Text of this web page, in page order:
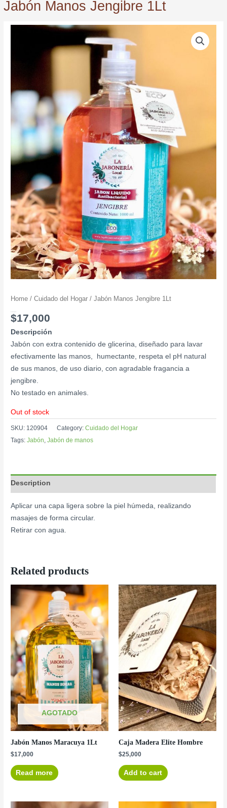
Jabón Manos Jengibre 1Lt
Home /Cuidado del Hogar / Jabón Manos Jengibre 1Lt
$17,000
Descripción
Jabón con extra contenido de glicerina, diseñado para lavar
efectivamente las manos, humectante, respeta el pH natural
de sus manos, de uso diario, con agradable fragancia a
jengibre.
No testado en animales.
Out of stock
SKU: 120904 Category:Cuidado del Hogar
Tags:Jabón,Jabón de manos
Description
Aplicar una capa ligera sobre la piel húmeda, realizando
masajes de forma circular.
Retirar con agua.
Related products
AGOTADO
Jabón Manos Maracuya 1Lt
$17,000
Read more
Caja Madera Elite Hombre
$25,000
Add to cart